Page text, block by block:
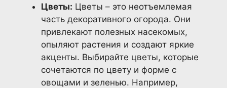
Цветы: Цветы – это неотъемлемая
часть декоративного огорода. Они
привлекают полезных насекомых,
опыляют растения и создают яркие
акценты. Выбирайте цветы, которые
сочетаются по цвету и форме с
овощами и зеленью. Например,